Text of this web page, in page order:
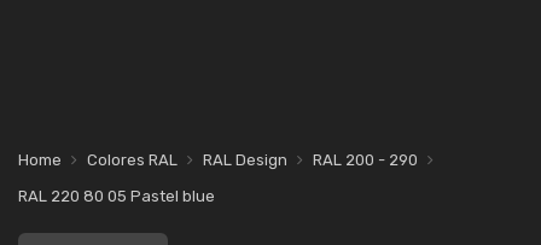
Home Colores RAL RAL Design
RAL 200 - 290
RAL 220 80 05 Pastel blue